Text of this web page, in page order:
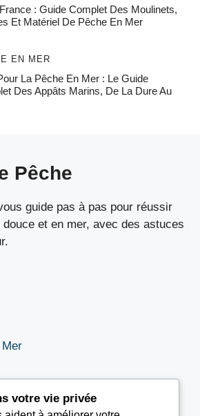
: Guide Complet Des Moulinets,
Et Matériel De Pêche En Mer
EN MER
La Pêche En Mer : Le Guide
Des Appâts Marins, De La Dure Au
Pêche
guide pas à pas pour réussir
et en mer, avec des astuces
votre vie privée